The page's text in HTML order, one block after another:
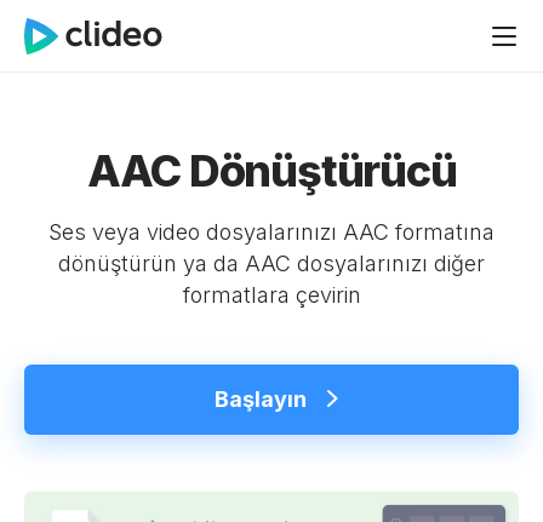
AAC Dönüştürücü
Ses veya video dosyalarınızı AAC formatına
dönüştürün ya da AAC dosyalarınızı diğer
formatlara çevirin
Başlayın